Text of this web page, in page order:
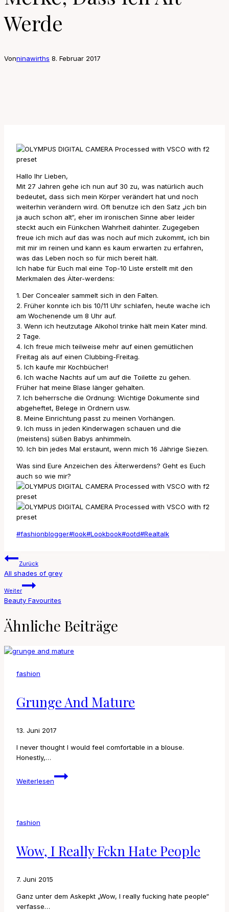
Werde
Vonninawirths 8. Februar 2017
Hallo Ihr Lieben,
Mit 27 Jahren gehe ich nun auf 30 zu, was natürlich auch
bedeutet, dass sich mein Körper verändert hat und noch
weiterhin verändern wird. Oft benutze ich den Satz „ich bin
ja auch schon alt“, eher im ironischen Sinne aber leider
steckt auch ein Fünkchen Wahrheit dahinter. Zugegeben
freue ich mich auf das was noch auf mich zukommt, ich bin
mit mir im reinen und kann es kaum erwarten zu erfahren,
was das Leben noch so für mich bereit hält.
Ich habe für Euch mal eine Top-10 Liste erstellt mit den
Merkmalen des Älter-werdens:
1. Der Concealer sammelt sich in den Falten.
2. Früher konnte ich bis 10/11 Uhr schlafen, heute wache ich
am Wochenende um 8 Uhr auf.
3. Wenn ich heutzutage Alkohol trinke hält mein Kater mind.
2 Tage.
4. Ich freue mich teilweise mehr auf einen gemütlichen
Freitag als auf einen Clubbing-Freitag.
5. Ich kaufe mir Kochbücher!
6. Ich wache Nachts auf um auf die Toilette zu gehen.
Früher hat meine Blase länger gehalten.
7. Ich beherrsche die Ordnung: Wichtige Dokumente sind
abgeheftet, Belege in Ordnern usw.
8. Meine Einrichtung passt zu meinen Vorhängen.
9. Ich muss in jeden Kinderwagen schauen und die
(meistens) süßen Babys anhimmeln.
10. Ich bin jedes Mal erstaunt, wenn mich 16 Jährige Siezen.
Was sind Eure Anzeichen des Älterwerdens? Geht es Euch
auch so wie mir?
Schlagworte:
#fashionblogger#look#Lookbook#ootd#Realtalk
Beitragsnavigation
Zurück
All shades of grey
Weiter
Beauty Favourites
Ähnliche Beiträge
fashion
Grunge And Mature
13. Juni 2017
I never thought I would feel comfortable in a blouse.
Honestly,…
Weiterlesen
grunge
and
fashion
Wow, I Really Fckn Hate People
7. Juni 2015
Ganz unter dem Askepkt „Wow, I really fucking hate people“
verfasse…